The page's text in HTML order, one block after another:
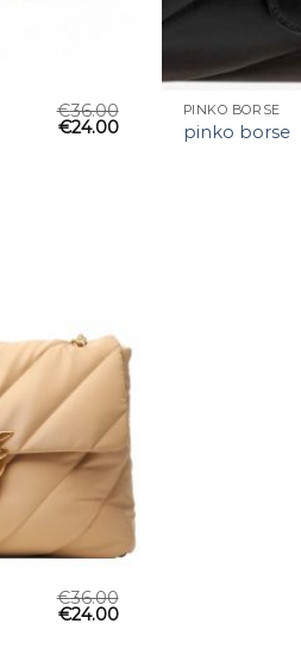
€36.00
€24.00
PINKO BORSE
pinko borse
€36.00
€24.00